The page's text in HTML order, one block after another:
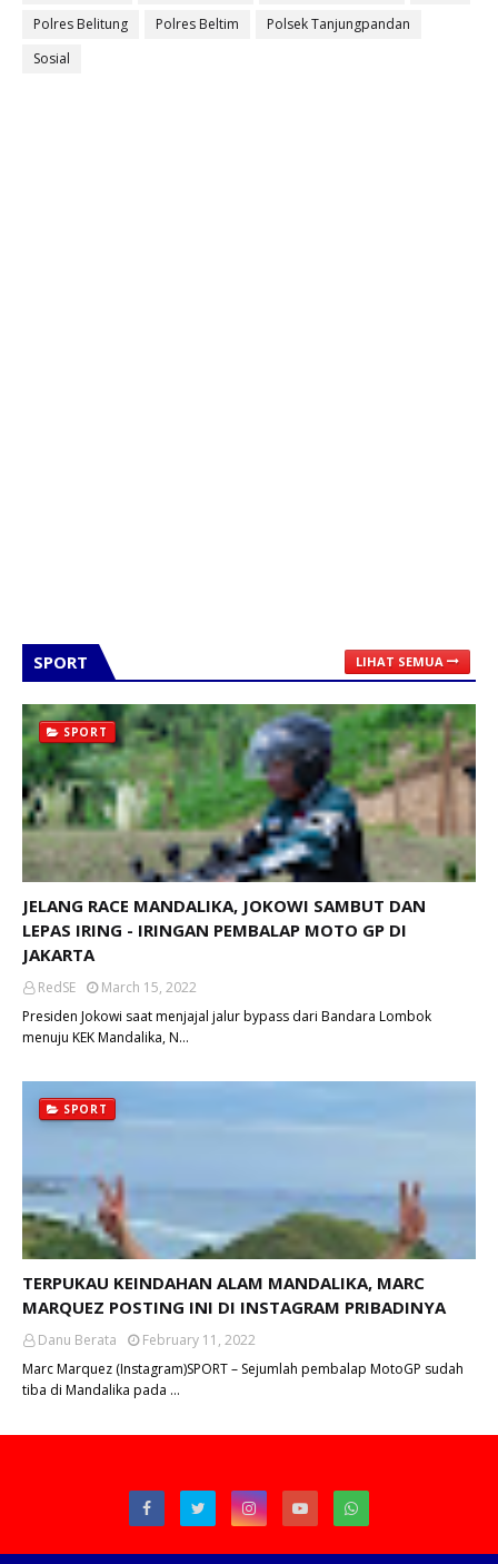
Polres Belitung
Polres Beltim
Polsek Tanjungpandan
Sosial
SPORT LIHAT SEMUA
SPORT
JELANG RACE MANDALIKA, JOKOWI SAMBUT DAN
LEPAS IRING - IRINGAN PEMBALAP MOTO GP DI
JAKARTA
RedSE
March 15, 2022
Presiden Jokowi saat menjajal jalur bypass dari Bandara Lombok
menuju KEK Mandalika, N…
SPORT
TERPUKAU KEINDAHAN ALAM MANDALIKA, MARC
MARQUEZ POSTING INI DI INSTAGRAM PRIBADINYA
Danu Berata
February 11, 2022
Marc Marquez (Instagram)SPORT – Sejumlah pembalap MotoGP sudah
tiba di Mandalika pada …